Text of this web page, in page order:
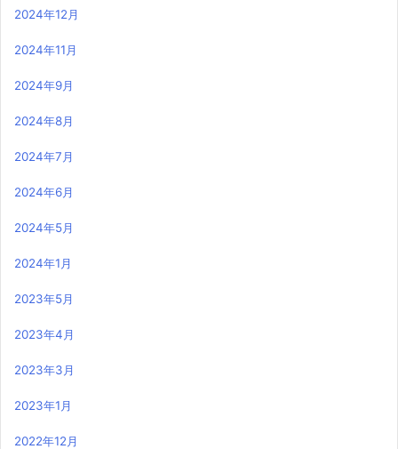
2024年12月
2024年11月
2024年9月
2024年8月
2024年7月
2024年6月
2024年5月
2024年1月
2023年5月
2023年4月
2023年3月
2023年1月
2022年12月